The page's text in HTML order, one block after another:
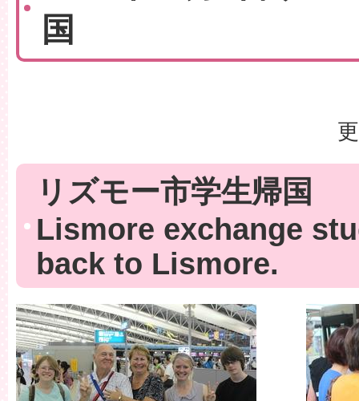
国
リズモー市学生帰国
Lismore exchange
back to Lismore.